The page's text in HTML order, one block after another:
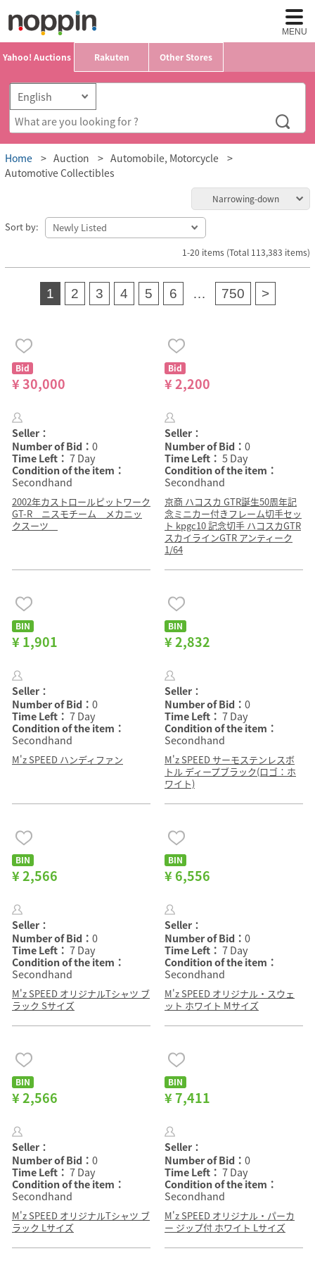
MENU
Yahoo! Auctions Rakuten Other Stores
Home Auction
Automobile, Motorcycle
Automotive Collectibles
Narrowing-down
Sort by:
1-20 items (Total 113,383 items)
1 2 3 4 5 6 … 750 >
Bid
¥ 30,000
Seller：
Number of Bid： 0
Time Left： 7 Day
Condition of the item：
Secondhand
2002年カストロールピットワーク
GT-R ニスモチーム メカニッ
クスーツ
Bid
¥ 2,200
Seller：
Number of Bid： 0
Time Left： 5 Day
Condition of the item：
Secondhand
京商 ハコスカ GTR誕生50周年記
念ミニカー付きフレーム切手セッ
ト kpgc10 記念切手 ハコスカGTR
スカイラインGTR アンティーク
1/64
BIN
¥ 1,901
Seller：
Number of Bid： 0
Time Left： 7 Day
Condition of the item：
Secondhand
M'z SPEED ハンディファン
BIN
¥ 2,832
Seller：
Number of Bid： 0
Time Left： 7 Day
Condition of the item：
Secondhand
M'z SPEED サーモステンレスボ
トル ディープブラック(ロゴ：ホ
ワイト)
BIN
¥ 2,566
Seller：
Number of Bid： 0
Time Left： 7 Day
Condition of the item：
Secondhand
M'z SPEED オリジナルTシャツ ブ
ラック Sサイズ
BIN
¥ 6,556
Seller：
Number of Bid： 0
Time Left： 7 Day
Condition of the item：
Secondhand
M'z SPEED オリジナル・スウェ
ット ホワイト Mサイズ
BIN
¥ 2,566
Seller：
Number of Bid： 0
Time Left： 7 Day
Condition of the item：
Secondhand
M'z SPEED オリジナルTシャツ ブ
ラック Lサイズ
BIN
¥ 7,411
Seller：
Number of Bid： 0
Time Left： 7 Day
Condition of the item：
Secondhand
M'z SPEED オリジナル・パーカ
ー ジップ付 ホワイト Lサイズ